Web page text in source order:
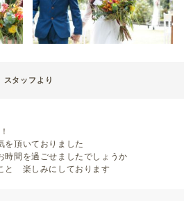
スタッフより
を頂いておりました
時間を過ごせましたでしょうか
と 楽しみにしております